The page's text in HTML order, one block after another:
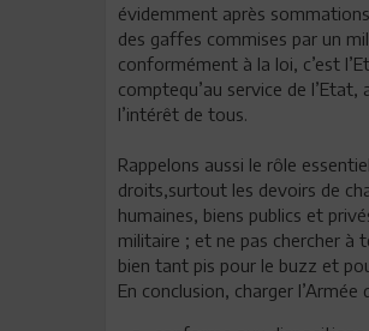
évidemment après
des gaffes commises par un
conformément à la loi, c’est
comptequ’au service de
l’intérêt de tous.
Rappelons aussi le rôle
droits,surtout les devoirs de
humaines, biens publics et
militaire ; et ne pas chercher à
bien tant pis pour le buzz et
En conclusion, charger